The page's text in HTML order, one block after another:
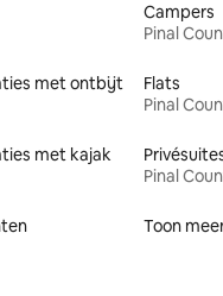
Campers
Pinal
met ontbijt
Flats
Pinal
met kajak
Pinal
Toon